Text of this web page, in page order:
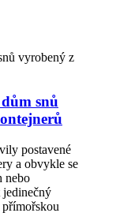
snů
postavené
a obvykle se
nebo